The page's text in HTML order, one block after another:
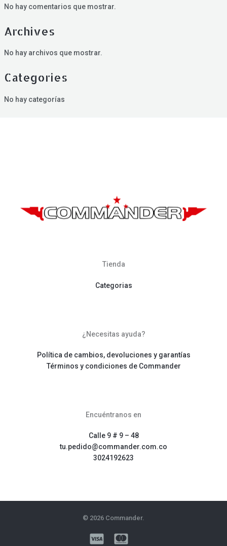
No hay comentarios que mostrar.
Archives
No hay archivos que mostrar.
Categories
No hay categorías
Tienda
Categorias
¿Necesitas ayuda?
Política de cambios, devoluciones y garantías
Términos y condiciones de Commander
Encuéntranos en
Calle 9 # 9 – 48
tu.pedido@commander.com.co
3024192623
© 2026 Commander.